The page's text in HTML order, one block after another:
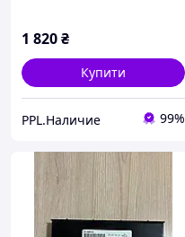
1 820₴
Купити
PPL.Наличие 99%